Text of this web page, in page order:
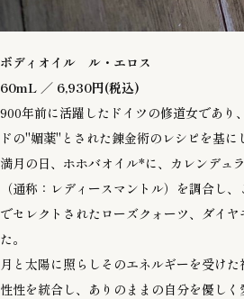
ボディオイル ル・エロス
60mL ／ 6,930円(税込)
900年前に活躍したドイツの修道女であり
ドの"媚薬"とされた錬金術のレシピを基に
満月の日、ホホバオイル*に、カレンデュ
（通称：レディースマントル）を調合し
でセレクトされたローズクォーツ、ダイ
た。
月と太陽に照らしそのエネルギーを受け
性性を統合し、ありのままの自分を優し